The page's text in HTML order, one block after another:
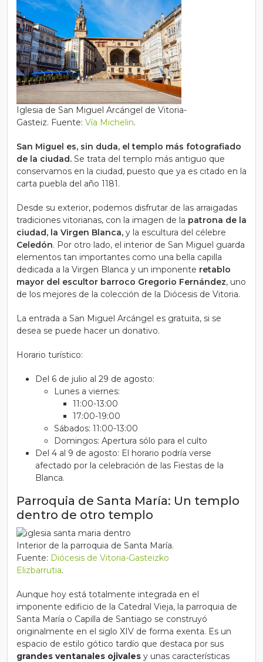
Iglesia de San Miguel Arcángel de Vitoria-
Gasteiz. Fuente: Vía Michelin.
San Miguel es, sin duda, el templo más fotografiado
de la ciudad. Se trata del templo más antiguo que
conservamos en la ciudad, puesto que ya es citado en la
carta puebla del año 1181.
Desde su exterior, podemos disfrutar de las arraigadas
tradiciones vitorianas, con la imagen de la patrona de la
ciudad, la Virgen Blanca, y la escultura del célebre
Celedón. Por otro lado, el interior de San Miguel guarda
elementos tan importantes como una bella capilla
dedicada a la Virgen Blanca y un imponente retablo
mayor del escultor barroco Gregorio Fernández, uno
de los mejores de la colección de la Diócesis de Vitoria.
La entrada a San Miguel Arcángel es gratuita, si se
desea se puede hacer un donativo.
Horario turístico:
Del 6 de julio al 29 de agosto:
Lunes a viernes:
11:00-13:00
17:00-19:00
Sábados: 11:00-13:00
Domingos: Apertura sólo para el culto
Del 4 al 9 de agosto: El horario podría verse
afectado por la celebración de las Fiestas de la
Blanca.
Parroquia de Santa María: Un templo
dentro de otro templo
Interior de la parroquia de Santa María.
Fuente: Diócesis de Vitoria-Gasteizko
Elizbarrutia.
Aunque hoy está totalmente integrada en el
imponente edificio de la Catedral Vieja, la parroquia de
Santa María o Capilla de Santiago se construyó
originalmente en el siglo XIV de forma exenta. Es un
espacio de estilo gótico tardío que destaca por sus
grandes ventanales ojivales y unas características